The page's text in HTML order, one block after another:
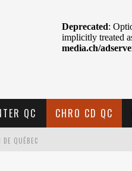
QC CHRO CD QC
QUÉBEC